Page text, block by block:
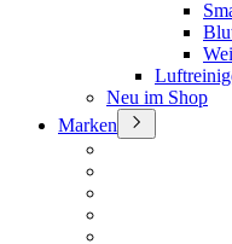
Neu im Shop
Marken